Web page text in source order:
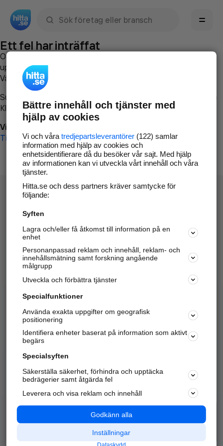
Ett fel har inträffat
Om du vill kan du
uppstod så att vi lättare och snabbare kan avhjälpa det.
Vänligen försök med följande:
Surfa till
Klicka påTillbaka-knappen i webbläsaren och försök igen
Vi beklagar besväret!
Till startsidan
Hitta.se - Gratis nummerupplysning.
Sök företag, personer och platser.
Hitta telefonnummer, adresser, företagsinfo mm.
Marknadsför företaget
Kom igång och annonsera mot
samarbetspartners nära dig.
Alla kategorier
Populära sökningar
API & Kartor
Annonsera
Integritet
Nödnummer
Bättre innehåll och tjänster med
hjälp av cookies
Vi och våra tredjepartsleverantörer(122) samlar
information med hjälp av cookies och
enhetsidentifierare då du besöker vår sajt. Med hjälp
av informationen kan vi utveckla vårt innehåll och våra
tjänster.
Hitta.se och dess partners kräver samtycke för
följande:
Syften
Lagra och/eller få åtkomst till information på en
enhet
Personanpassad reklam och innehåll, reklam- och
innehållsmätning samt forskning angående
målgrupp
Utveckla och förbättra tjänster
Specialfunktioner
Använda exakta uppgifter om geografisk
positionering
Identifiera enheter baserat på information som aktivt
begärs
Specialsyften
Säkerställa säkerhet, förhindra och upptäcka
bedrägerier samt åtgärda fel
Leverera och visa reklam och innehåll
Godkänn alla
Inställningar
Dataskydd